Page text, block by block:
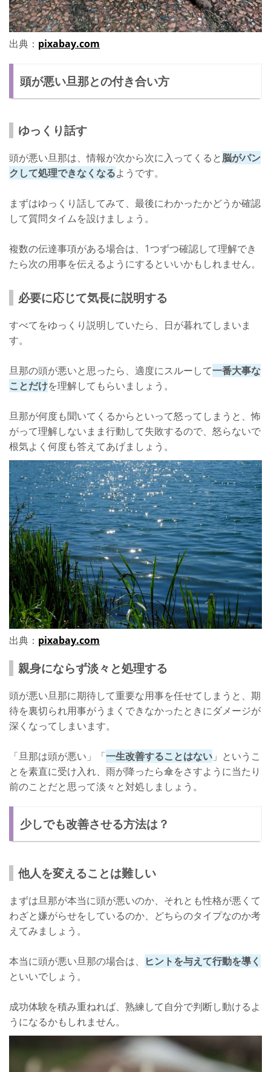
出典： pixabay.com
頭が悪い旦那との付き合い方
ゆっくり話す
頭が悪い旦那は、情報が次から次に入ってくると脳がパン
クして処理できなくなるようです。
まずはゆっくり話してみて、最後にわかったかどうか確認
して質問タイムを設けましょう。
複数の伝達事項がある場合は、1つずつ確認して理解でき
たら次の用事を伝えるようにするといいかもしれません。
必要に応じて気長に説明する
すべてをゆっくり説明していたら、日が暮れてしまいま
す。
旦那の頭が悪いと思ったら、適度にスルーして一番大事な
ことだけを理解してもらいましょう。
旦那が何度も聞いてくるからといって怒ってしまうと、怖
がって理解しないまま行動して失敗するので、怒らないで
根気よく何度も答えてあげましょう。
出典： pixabay.com
親身にならず淡々と処理する
頭が悪い旦那に期待して重要な用事を任せてしまうと、期
待を裏切られ用事がうまくできなかったときにダメージが
深くなってしまいます。
「旦那は頭が悪い」「一生改善することはない 」というこ
とを素直に受け入れ、雨が降ったら傘をさすように当たり
前のことだと思って淡々と対処しましょう。
少しでも改善させる方法は？
他人を変えることは難しい
まずは旦那が本当に頭が悪いのか、それとも性格が悪くて
わざと嫌がらせをしているのか、どちらのタイプなのか考
えてみましょう。
本当に頭が悪い旦那の場合は、
ヒントを与えて行動を導く
といいでしょう。
成功体験を積み重ねれば、熟練して自分で判断し動けるよ
うになるかもしれません。